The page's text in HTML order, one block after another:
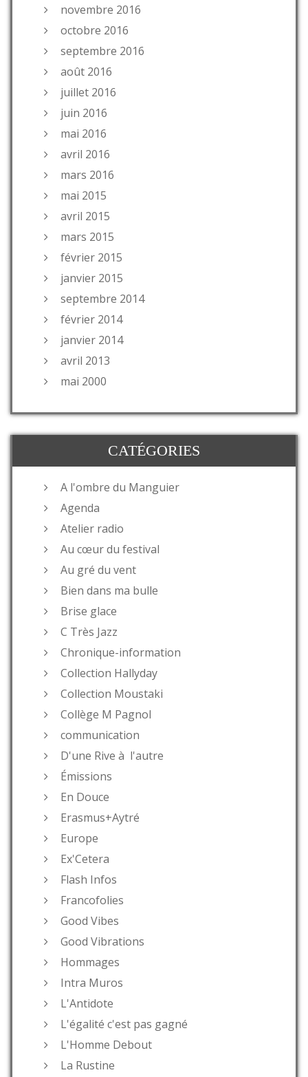
novembre 2016
octobre 2016
septembre 2016
août 2016
juillet 2016
juin 2016
mai 2016
avril 2016
mars 2016
mai 2015
avril 2015
mars 2015
février 2015
janvier 2015
septembre 2014
février 2014
janvier 2014
avril 2013
mai 2000
CATÉGORIES
A l'ombre du Manguier
Agenda
Atelier radio
Au cœur du festival
Au gré du vent
Bien dans ma bulle
Brise glace
C Très Jazz
Chronique-information
Collection Hallyday
Collection Moustaki
Collège M Pagnol
communication
D'une Rive à l'autre
Émissions
En Douce
Erasmus+Aytré
Europe
Ex'Cetera
Flash Infos
Francofolies
Good Vibes
Good Vibrations
Hommages
Intra Muros
L'Antidote
L'égalité c'est pas gagné
L'Homme Debout
La Rustine